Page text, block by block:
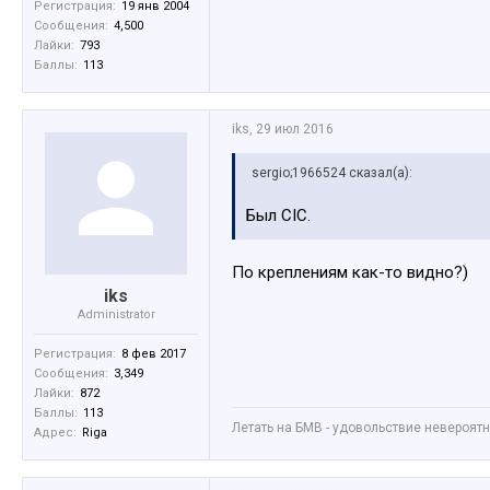
Регистрация: 19 янв 2004
Сообщения: 4,500
Лайки: 793
Баллы: 113
iks
Administrator
Регистрация: 8 фев 2017
Сообщения: 3,349
Лайки: 872
Баллы: 113
Адрес:
Riga
iks, 29 июл 2016
sergio;1966524 сказал(а):
Был CIC.
По креплениям как-то видно?)
Летать на БМВ - удовольствие